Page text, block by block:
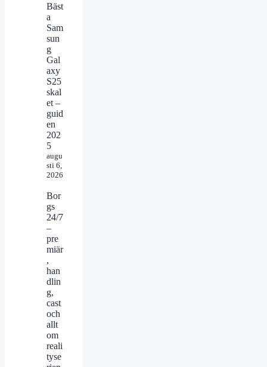
Bäst
a
Sam
sun
g
Gal
axy
S25
skal
et –
guid
en
202
5
augu
sti 6,
2026
Bor
gs
24/7
–
pre
miär
,
han
dlin
g,
cast
och
allt
om
reali
tyse